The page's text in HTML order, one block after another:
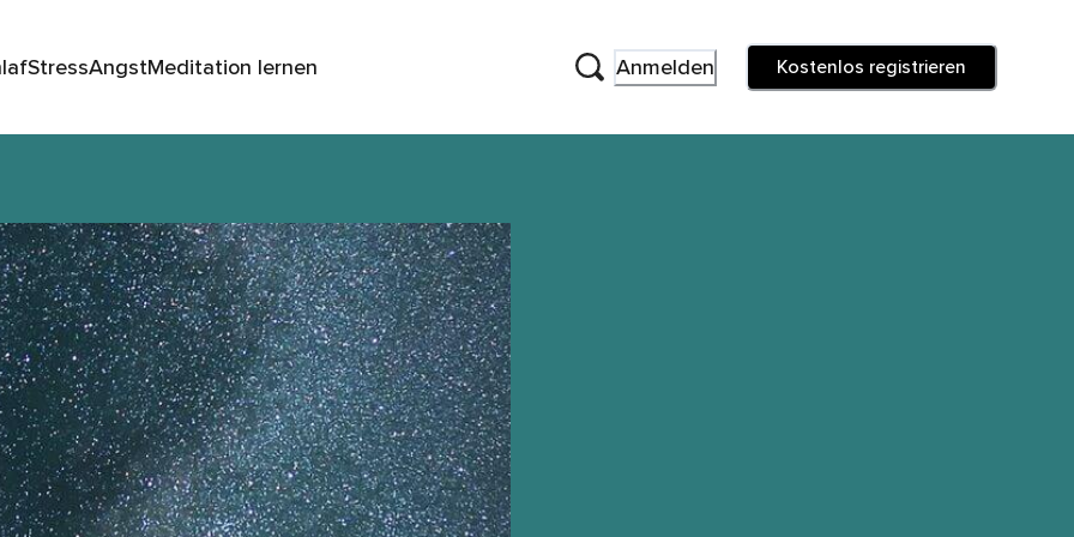
StressAngstMeditation lernen Anmelden Kostenlos registrieren